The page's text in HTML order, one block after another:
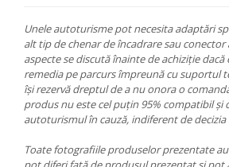
Unele autoturisme pot necesita adaptări
alt tip de chenar de încadrare sau conector
aspecte se discută înainte de achiziție dacă
remedia pe parcurs împreună cu suportul
își rezervă dreptul de a nu onora o
produs nu este cel puțin 95% compatibil și
autoturismul în cauză, indiferent de
Toate fotografiile produselor prezentate